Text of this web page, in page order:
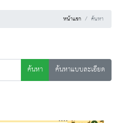
หน้าแรก ค้นหา
ค้นหา
ค้นหาแบบละเอียด